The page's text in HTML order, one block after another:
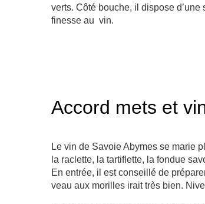
verts. Côté bouche, il dispose d’une
finesse au vin.
Accord mets et
Le vin de Savoie Abymes se marie
la raclette, la tartiflette, la fondue
En entrée, il est conseillé de
veau aux morilles irait très bien.